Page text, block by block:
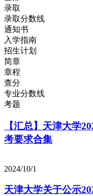
录取
录取分数线
通知书
入学指南
招生计划
简章
章程
查分
专业分数线
考题
【汇总】天津大学
考要求合集
2024/10/1
天津大学关于公示